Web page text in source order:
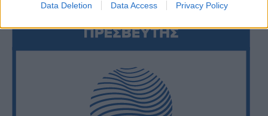
Data Deletion Data Access Privacy Policy